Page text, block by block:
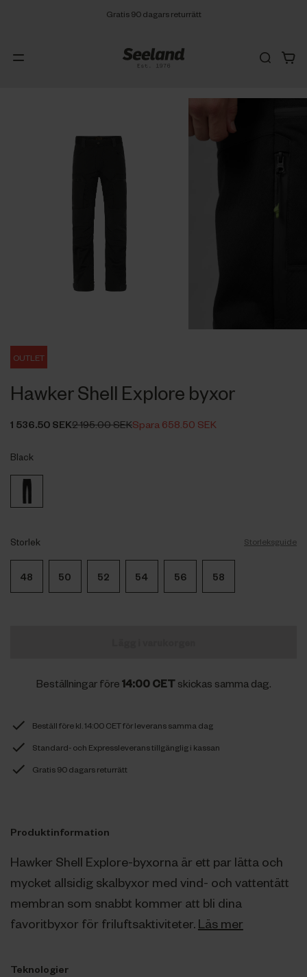
Fri frakt från 299 SEK
Gratis 90 dagars returrätt
OUTLET
Hawker Shell Explore byxor
1 536.50 SEK2 195.00 SEKSpara 658.50 SEK
Black
Storlek Storleksguide
48 50 52 54 56 58
Beställningar före 14:00 CETskickas samma dag.
Beställ före kl. 14:00 CET för leverans samma dag
Standard- och Expressleverans tillgänglig i kassan
Gratis 90 dagars returrätt
Produktinformation
Hawker Shell Explore-byxorna är ett par lätta och
mycket allsidig skalbyxor med vind- och vattentätt
membran som snabbt kommer att bli dina
favoritbyxor för friluftsaktiviteter. Läs mer
Teknologier